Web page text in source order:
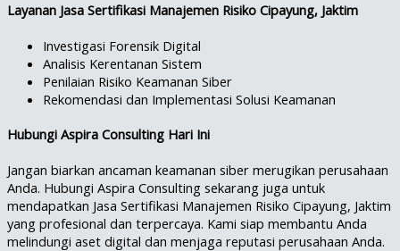
Layanan Jasa Sertifikasi Manajemen Risiko Cipayung, Jaktim
Investigasi Forensik Digital
Analisis Kerentanan Sistem
Penilaian Risiko Keamanan Siber
Rekomendasi dan Implementasi Solusi Keamanan
Hubungi Aspira Consulting Hari Ini
Jangan biarkan ancaman keamanan siber merugikan perusahaan
Anda. Hubungi Aspira Consulting sekarang juga untuk
mendapatkan Jasa Sertifikasi Manajemen Risiko Cipayung, Jaktim
yang profesional dan terpercaya. Kami siap membantu Anda
melindungi aset digital dan menjaga reputasi perusahaan Anda.